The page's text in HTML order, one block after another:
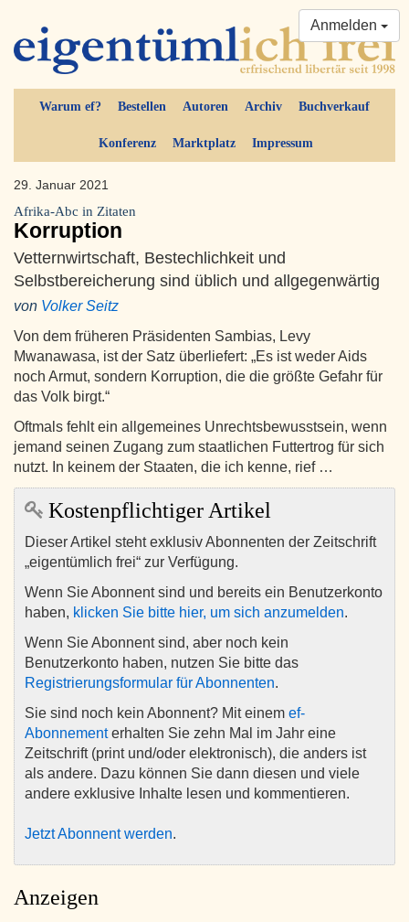
Warum ef? Bestellen Autoren Archiv Buchverkauf
Konferenz Marktplatz Impressum
Anmelden
29. Januar 2021
Afrika-Abc in Zitaten
Korruption
Vetternwirtschaft, Bestechlichkeit und
Selbstbereicherung sind üblich und allgegenwärtig
von Volker Seitz
Von dem früheren Präsidenten Sambias, Levy
Mwanawasa, ist der Satz überliefert: „Es ist weder Aids
noch Armut, sondern Korruption, die die größte Gefahr für
das Volk birgt.“
Oftmals fehlt ein allgemeines Unrechtsbewusstsein, wenn
jemand seinen Zugang zum staatlichen Futtertrog für sich
nutzt. In keinem der Staaten, die ich kenne, rief …
Kostenpflichtiger Artikel
Dieser Artikel steht exklusiv Abonnenten der Zeitschrift
„eigentümlich frei“ zur Verfügung.
Wenn Sie Abonnent sind und bereits ein Benutzerkonto
haben, klicken Sie bitte hier, um sich anzumelden.
Wenn Sie Abonnent sind, aber noch kein
Benutzerkonto haben, nutzen Sie bitte das
Registrierungsformular für Abonnenten.
Sie sind noch kein Abonnent? Mit einem ef-
Abonnementerhalten Sie zehn Mal im Jahr eine
Zeitschrift (print und/oder elektronisch), die anders ist
als andere. Dazu können Sie dann diesen und viele
andere exklusive Inhalte lesen und kommentieren.
Jetzt Abonnent werden.
Anzeigen